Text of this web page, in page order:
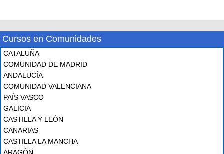
Cursos en Comunidades
CATALUÑA
COMUNIDAD DE MADRID
ANDALUCÍA
COMUNIDAD VALENCIANA
PAÍS VASCO
GALICIA
CASTILLA Y LEÓN
CANARIAS
CASTILLA LA MANCHA
ARAGÓN